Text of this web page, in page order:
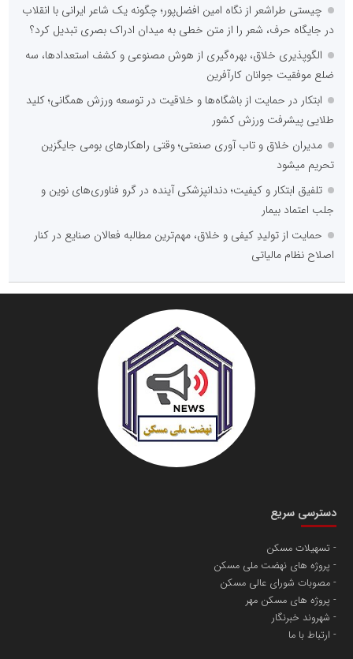
چیستی طراشعر از نگاه امین افضل‌پور؛ چگونه یک شاعر ایرانی با انقلاب
در جایگاه حرف، شعر را از متن خطی به میدان ادراک بصری تبدیل کرد؟
الگوپذیری خلاق، بهره‌گیری از هوش مصنوعی و کشف استعدادها، سه
ضلع موفقیت جوانان کارآفرین
ابتکار در حمایت از باشگاه‌ها و خلاقیت در توسعه ورزش همگانی؛ کلید
طلایی پیشرفت ورزش کشور
مدیران خلاق و تاب آوری صنعتی؛ وقتی راهکارهای بومی جایگزین
تحریم میشود
تلفیق ابتکار و کیفیت؛ دندانپزشکی آینده در گرو فناوری‌های نوین و
جلب اعتماد بیمار
حمایت از تولیدِ کیفی و خلاق، مهم‌ترین مطالبه فعالان صنایع در کنار
اصلاح نظام مالیاتی
دسترسی سریع
تسهیلات مسکن
پروژه های نهضت ملی مسکن
مصوبات شورای عالی مسکن
پروژه های مسکن مهر
شهروند خبرنگار
ارتباط با ما